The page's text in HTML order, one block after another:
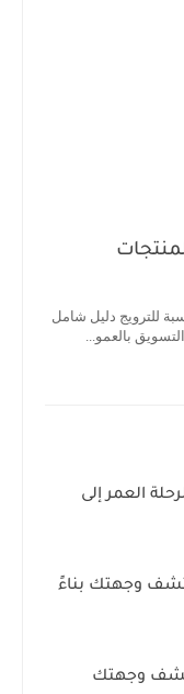
للترويج دليل شامل
بالعمو...
العمر إلى
وجهتك بناءً
وجهتك